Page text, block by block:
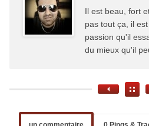
Il est beau, fort
pas tout ça, il est
passion qu'il
du mieux qu'il